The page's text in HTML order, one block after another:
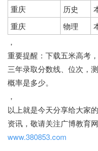
重庆
历史
重庆
物理
，
重要提醒： 下载五米高考
三年录取分数线、位次，
概率是多少。
，
以上就是今天分享给大家
资讯，敬请关注广博教育
www.380853.com